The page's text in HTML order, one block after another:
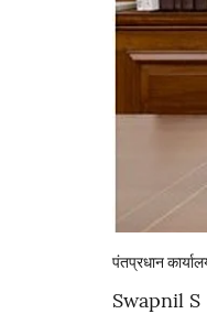
पंतप्रधान
Swapnil S